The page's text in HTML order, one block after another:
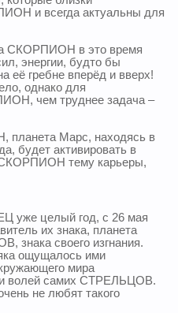
и всегда актуальны для
СКОРПИОН в это время
энергии, будто бы
её гребне вперёд и вверх!
однако для
чем труднее задача –
планета Марс, находясь в
будет активировать в
СКОРПИОН тему карьеры,
уже целый год, с 26 мая
их знака, планета
знака своего изгнания.
ощущалось ими
мира
волей самих СТРЕЛЬЦОВ.
не любят такого